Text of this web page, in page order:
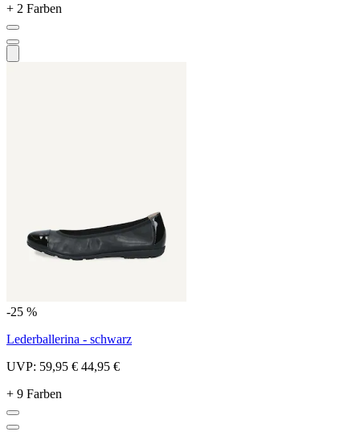
+ 2 Farben
-25 %
Lederballerina - schwarz
UVP: 59,95 € 44,95 €
+ 9 Farben